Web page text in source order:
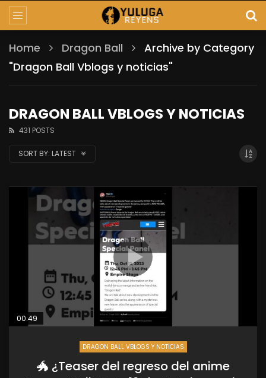
Home Dragon Ball
Archive by Category
"Dragon Ball Vblogs y noticias"
DRAGON BALL VBLOGS Y NOTICIAS
431 POSTS
SORT BY: LATEST
00:49
DRAGON BALL VBLOGS Y NOTICIAS
🐲 ¿Teaser del regreso del anime